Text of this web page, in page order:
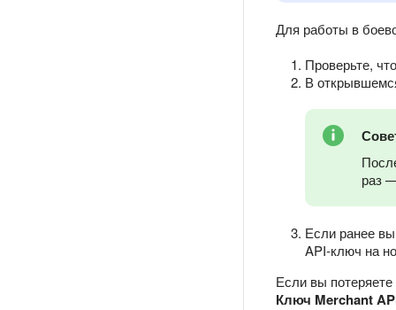
Для работы в
Проверьте,
В
раз
Если ранее
API-ключ на
Если вы
Ключ Merchant